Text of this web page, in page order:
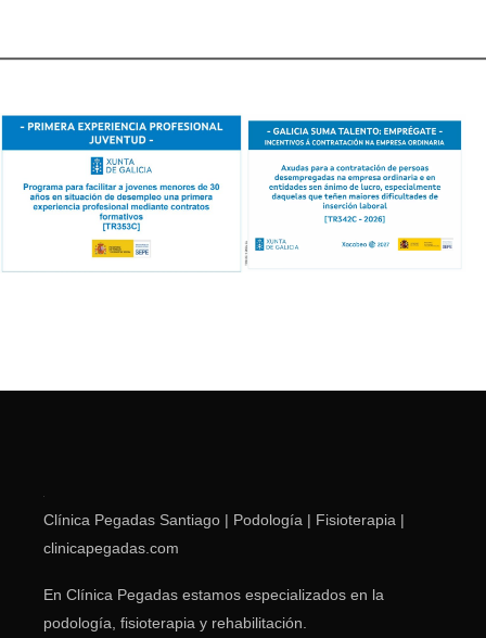
Clínica Pegadas Santiago | Podología | Fisioterapia |
clinicapegadas.com
En Clínica Pegadas estamos especializados en la
podología, fisioterapia y rehabilitación.